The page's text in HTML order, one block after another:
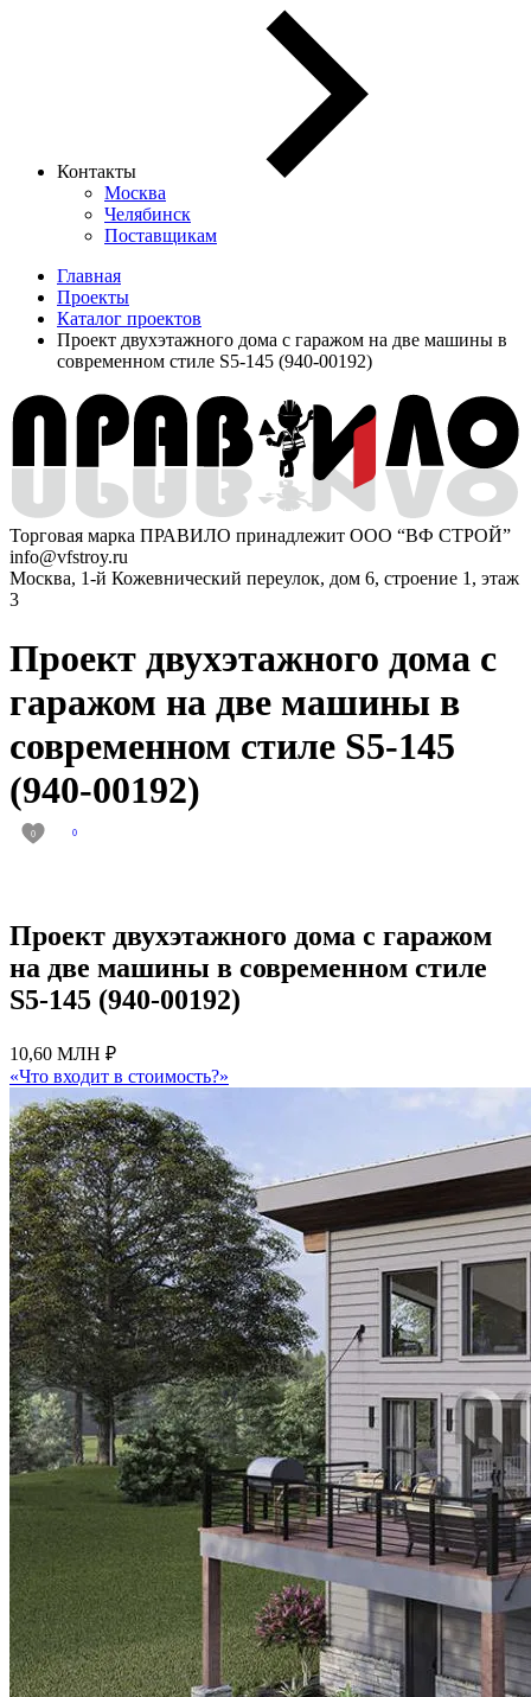
Контакты
Москва
Челябинск
Поставщикам
Главная
Проекты
Каталог проектов
Проект двухэтажного дома с гаражом на две машины в
современном стиле S5-145 (940-00192)
Торговая марка ПРАВИЛО принадлежит ООО “ВФ СТРОЙ”
info@vfstroy.ru
Москва, 1-й Кожевнический переулок, дом 6, строение 1, этаж
3
Проект двухэтажного дома с
гаражом на две машины в
современном стиле S5-145
(940-00192)
0 0
Проект двухэтажного дома с гаражом
на две машины в современном стиле
S5-145 (940-00192)
10,60 МЛН ₽
«Что входит в стоимость?»